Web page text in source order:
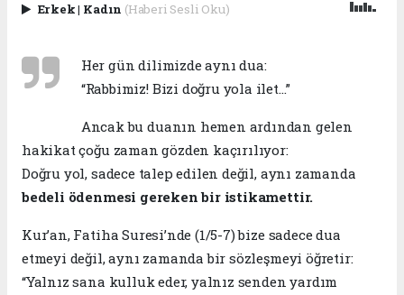
Erkek| Kadın (Haberi Sesli Oku)
Her gün dilimizde aynı dua:
“Rabbimiz! Bizi doğru yola ilet…”
Ancak bu duanın hemen ardından gelen
hakikat çoğu zaman gözden kaçırılıyor:
Doğru yol, sadece talep edilen değil, aynı zamanda
bedeli ödenmesi gereken bir istikamettir.
Kur’an, Fatiha Suresi’nde (1/5-7) bize sadece dua
etmeyi değil, aynı zamanda bir sözleşmeyi öğretir:
“Yalnız sana kulluk eder, yalnız senden yardım